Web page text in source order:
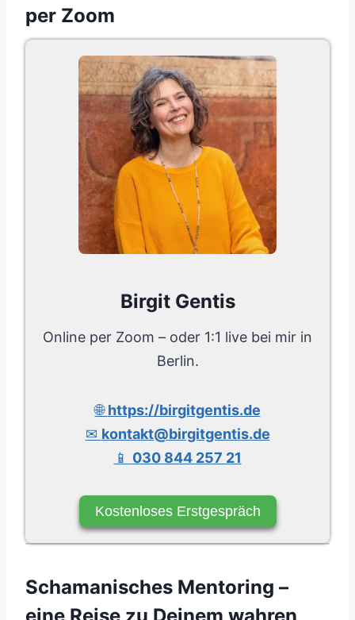
per Zoom
Birgit Gentis
Online per Zoom – oder 1:1 live bei mir in
Berlin.
🌐https://birgitgentis.de
✉ kontakt@birgitgentis.de
📱 030 844 257 21
Kostenloses Erstgespräch
Schamanisches Mentoring –